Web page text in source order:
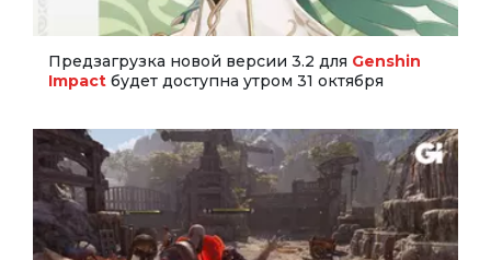
Предзагрузка новой версии 3.2 для Genshin
Impact будет доступна утром 31 октября